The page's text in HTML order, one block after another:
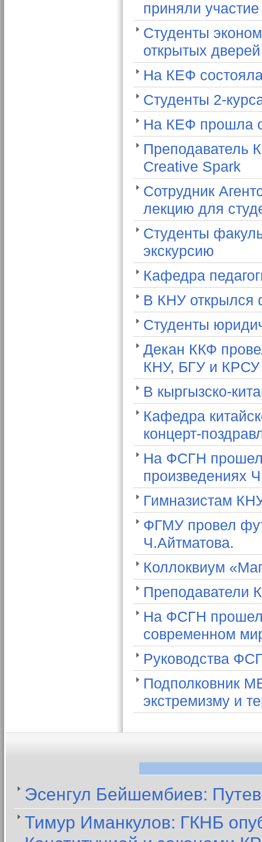
приняли
Студенты
открытых
На КЕФ
Студенты 2-
На КЕФ прошла
Преподаватель
Creative Spark
Сотрудник
лекцию для
Студенты
экскурсию
Кафедра
В КНУ открылся
Студенты
Декан ККФ
КНУ, БГУ и КРСУ
В кыргызско-
Кафедра
концерт-
На ФСГН прошел
произведениях
Гимназистам
ФГМУ провел
Ч.Айтматова.
Коллоквиум
Преподаватели
На ФСГН прошел
современном
Руководства
Подполковник
экстремизму и
Эсенгул Бейшембиев:
Тимур Иманкулов: ГКНБ